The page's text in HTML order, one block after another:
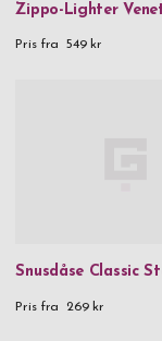
Zippo-Lighter
Pris fra 549 kr
Snusdåse Classic
Pris fra 269 kr